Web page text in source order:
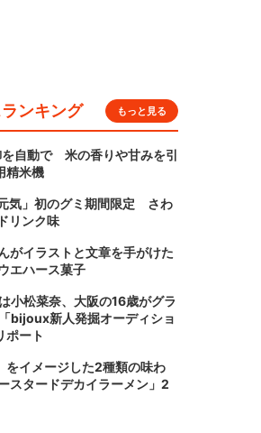
ンキング もっと見る
自動で 米の香りや甘みを引
精米機
気」初のグミ期間限定 さわ
リンク味
がイラストと文章を手がけた
エハース菓子
小松菜奈、大阪の16歳がグラ
bijoux新人発掘オーディショ
ポート
をイメージした2種類の味わ
スタードデカイラーメン」2